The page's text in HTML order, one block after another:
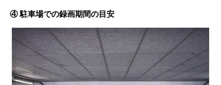
④ 駐車場での録画期間の目安